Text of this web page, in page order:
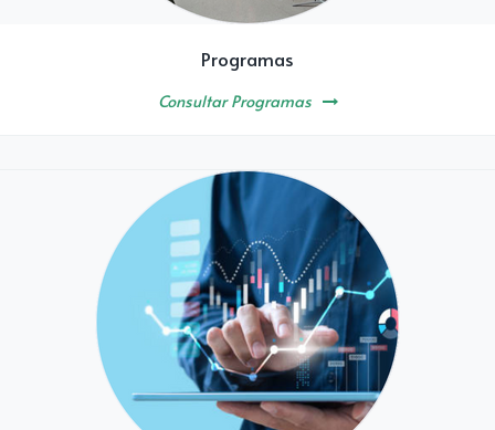
Programas
Consultar Programas